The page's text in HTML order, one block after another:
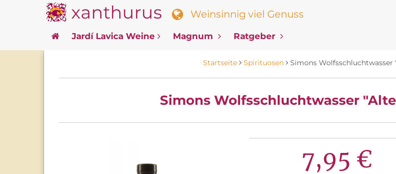
xanthurus Weinsinnig viel Genuss
Jardí Lavica Weine Magnum Ratgeber
Startseite Spirituosen Simons Wolfsschluchtwasser
Simons Wolfsschluchtwasser
7,95 €